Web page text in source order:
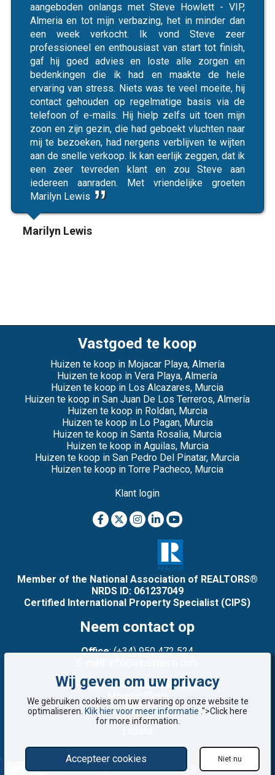
aangeboden onlangs met Steve Howlett - VIP,
Almeria en tot mijn verbazing, het in minder dan
een week verkocht. Ik vond Steve zeer
professioneel en enthousiast van start tot finish,
gaf hij goed advies en loste alle zorgen en
bedenkingen die ik had en maakte de hele
ervaring van stress. Niets was te veel moeite, hij
contact gehouden op regelmatige basis via de
telefoon of e-mails. Hij hielp zelfs uit toen mijn
zoon en zijn gezin, die had geboekt vluchten naar
mij te bezoeken, had nergens verblijven te wijten
aan de snelle verkoop. Ik kan eerlijk zeggen, dat ik
een zeer tevreden klant en zou Steve aan
iedereen aanraden. Met vriendelijke groeten
Marilyn Lewis
Marilyn Lewis
Vastgoed te koop
Huizen te koop in Mojacar Playa, Almería
Huizen te koop in Vera Playa, Almería
Huizen te koop in Los Alcazares, Murcia
Huizen te koop in San Juan De Los Terreros, Almería
Huizen te koop in Roldan, Murcia
Huizen te koop in Lo Pagan, Murcia
Huizen te koop in Santa Rosalia, Murcia
Huizen te koop in Aguilas, Murcia
Huizen te koop in San Pedro Del Pinatar, Murcia
Huizen te koop in Torre Pacheco, Murcia
Klant login
Member of the National Association of REALTORS®
NRDS ID: 061237049
Certified International Property Specialist (CIPS)
Neem contact op
Office: (+34) 950 472 524
Paseo del Mediterráneo,22b
Mojacar Playa
04638
Almería
©2008 - 2026 VIP Almería: Woningen te koop in Mojácar, Almería, Spanje
Wij geven om uw privacy
We gebruiken cookies om uw ervaring op onze website te
optimaliseren. Klik hier voor meer informatie .">Click here
for more information.
Accepteer cookies Niet nu